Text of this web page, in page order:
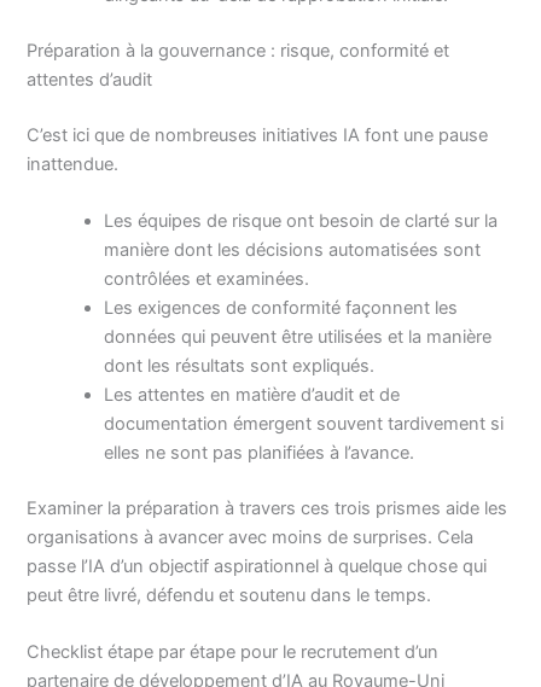
Préparation à la gouvernance : risque, conformité et
attentes d’audit
C’est ici que de nombreuses initiatives IA font une pause
inattendue.
Les équipes de risque ont besoin de clarté sur la
manière dont les décisions automatisées sont
contrôlées et examinées.
Les exigences de conformité façonnent les
données qui peuvent être utilisées et la manière
dont les résultats sont expliqués.
Les attentes en matière d’audit et de
documentation émergent souvent tardivement si
elles ne sont pas planifiées à l’avance.
Examiner la préparation à travers ces trois prismes aide les
organisations à avancer avec moins de surprises. Cela
passe l’IA d’un objectif aspirationnel à quelque chose qui
peut être livré, défendu et soutenu dans le temps.
Checklist étape par étape pour le recrutement d’un
partenaire de développement d’IA au Royaume-Uni